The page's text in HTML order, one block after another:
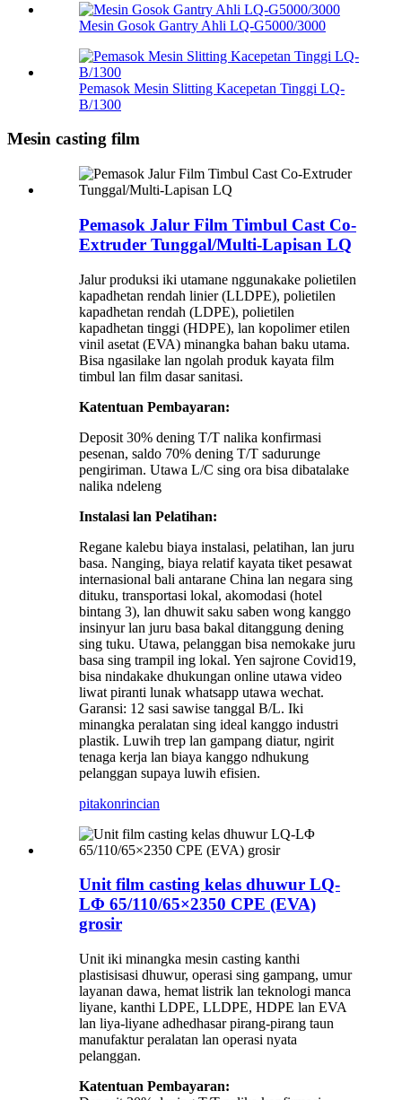
Mesin Gosok Gantry Ahli LQ-G5000/3000
Pemasok Mesin Slitting Kacepetan Tinggi LQ-
B/1300
Mesin casting film
Pemasok Jalur Film Timbul Cast Co-
Extruder Tunggal/Multi-Lapisan LQ
Jalur produksi iki utamane nggunakake polietilen
kapadhetan rendah linier (LLDPE), polietilen
kapadhetan rendah (LDPE), polietilen
kapadhetan tinggi (HDPE), lan kopolimer etilen
vinil asetat (EVA) minangka bahan baku utama.
Bisa ngasilake lan ngolah produk kayata film
timbul lan film dasar sanitasi.
Katentuan Pembayaran:
Deposit 30% dening T/T nalika konfirmasi
pesenan, saldo 70% dening T/T sadurunge
pengiriman. Utawa L/C sing ora bisa dibatalake
nalika ndeleng
Instalasi lan Pelatihan:
Regane kalebu biaya instalasi, pelatihan, lan juru
basa. Nanging, biaya relatif kayata tiket pesawat
internasional bali antarane China lan negara sing
dituku, transportasi lokal, akomodasi (hotel
bintang 3), lan dhuwit saku saben wong kanggo
insinyur lan juru basa bakal ditanggung dening
sing tuku. Utawa, pelanggan bisa nemokake juru
basa sing trampil ing lokal. Yen sajrone Covid19,
bisa nindakake dhukungan online utawa video
liwat piranti lunak whatsapp utawa wechat.
Garansi: 12 sasi sawise tanggal B/L. Iki
minangka peralatan sing ideal kanggo industri
plastik. Luwih trep lan gampang diatur, ngirit
tenaga kerja lan biaya kanggo ndhukung
pelanggan supaya luwih efisien.
pitakonrincian
Unit film casting kelas dhuwur LQ-
LΦ 65/110/65×2350 CPE (EVA)
grosir
Unit iki minangka mesin casting kanthi
plastisisasi dhuwur, operasi sing gampang, umur
layanan dawa, hemat listrik lan teknologi manca
liyane, kanthi LDPE, LLDPE, HDPE lan EVA
lan liya-liyane adhedhasar pirang-pirang taun
manufaktur peralatan lan operasi nyata
pelanggan.
Katentuan Pembayaran: